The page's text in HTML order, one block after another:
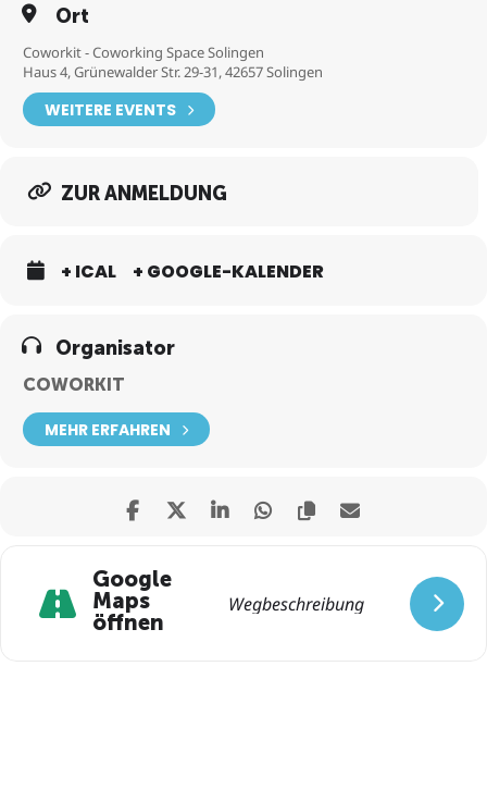
Ort
Coworkit - Coworking Space Solingen
Haus 4, Grünewalder Str. 29-31, 42657 Solingen
WEITERE EVENTS
ZUR ANMELDUNG
+ ICAL + GOOGLE-KALENDER
Organisator
COWORKIT
MEHR ERFAHREN
Google
Maps
öffnen